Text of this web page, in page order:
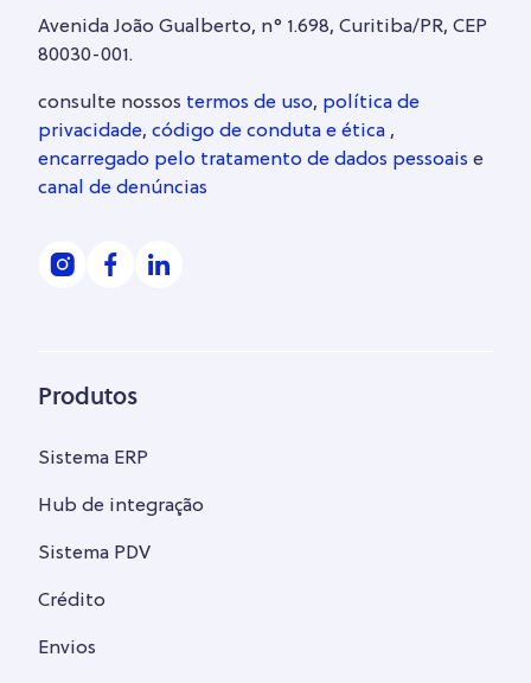
Avenida João Gualberto, n° 1.698, Curitiba/PR, CEP
80030-001.
consulte nossos termos de uso, política de
privacidade, código de conduta e ética ,
encarregado pelo tratamento de dados pessoais e
canal de denúncias
Produtos
Sistema ERP
Hub de integração
Sistema PDV
Crédito
Envios